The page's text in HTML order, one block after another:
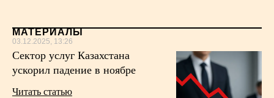
Все новости
МАТЕРИАЛЫ
03.12.2025, 13:26
Сектор услуг Казахстана
ускорил падение в ноябре
Читать статью